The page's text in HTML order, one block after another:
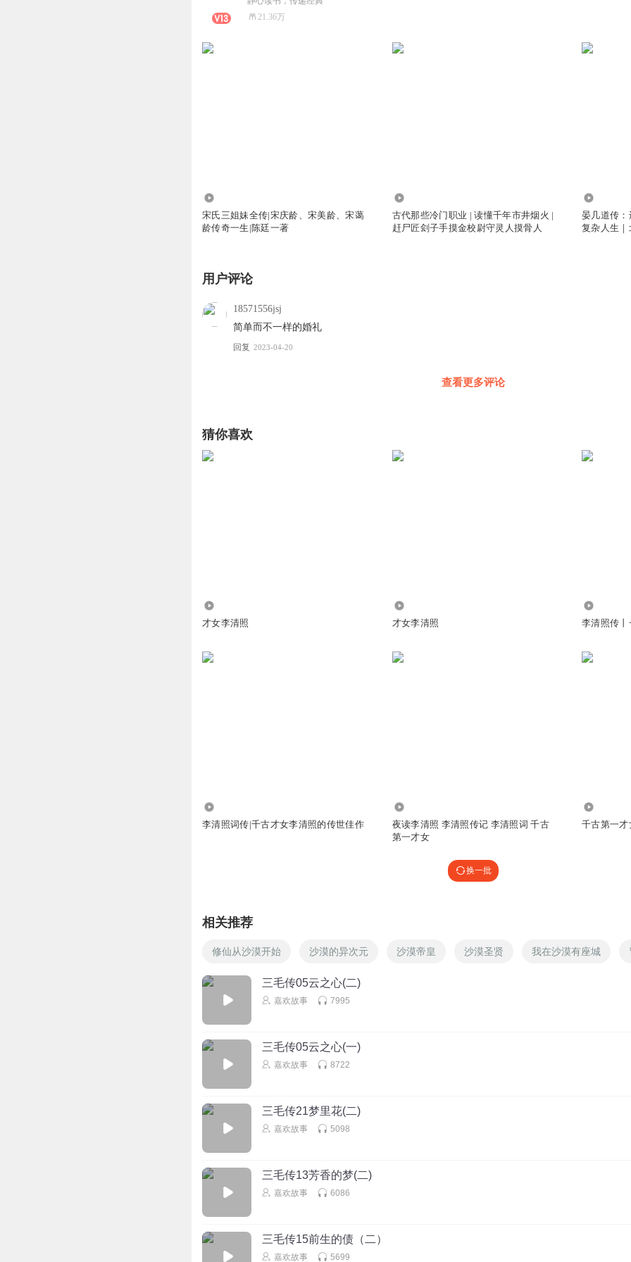
21.36万
宋氏三姐妹全传|宋庆龄、宋美龄、宋蔼
龄传奇一生|陈廷一著
古代那些冷门职业 | 读懂千年市井烟火 |
赶尸匠刽子手摸金校尉守灵人摸骨人
晏几道传：
复杂人生
用户评论
18571556jsj
简单而不一样的婚礼
回复 2023-04-20
查看更多评论
猜你喜欢
才女李清照 才女李清照 李清照传
李清照词传|千古才女李清照的传世佳作
夜读李清照 李清照传记 李清照词 千古
第一才女
千古第一
换一批
相关推荐
修仙从沙漠开始 沙漠的异次元 沙漠帝皇 沙漠圣贤 我在沙漠有座城
三毛传05云之心(二)
嘉欢故事 7995
三毛传05云之心(一)
嘉欢故事 8722
三毛传21梦里花(二)
嘉欢故事 5098
三毛传13芳香的梦(二)
嘉欢故事 6086
三毛传15前生的债（二）
嘉欢故事 5699